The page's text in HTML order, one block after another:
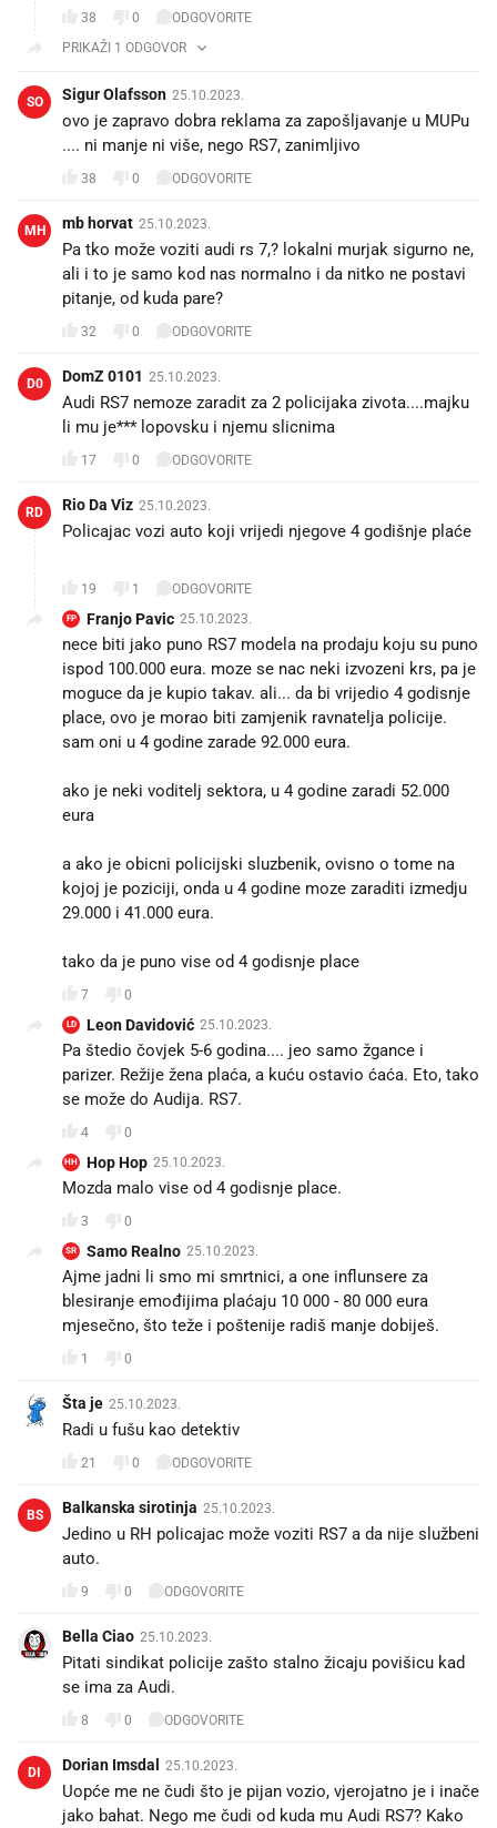
38 0
ODGOVORITE
PRIKAŽI 1 ODGOVOR
SO Sigur Olafsson 25.10.2023.
ovo je zapravo dobra reklama za zapošljavanje u MUPu
.... ni manje ni više, nego RS7, zanimljivo
38 0 ODGOVORITE
MH mb horvat 25.10.2023.
Pa tko može voziti audi rs 7,? lokalni murjak sigurno ne,
ali i to je samo kod nas normalno i da nitko ne postavi
pitanje, od kuda pare?
32 0 ODGOVORITE
D0 DomZ 0101 25.10.2023.
Audi RS7 nemoze zaradit za 2 policijaka zivota....majku
li mu je*** lopovsku i njemu slicnima
17 0 ODGOVORITE
RD Rio Da Viz 25.10.2023.
Policajac vozi auto koji vrijedi njegove 4 godišnje plaće
19 1 ODGOVORITE
FP Franjo Pavic 25.10.2023.
nece biti jako puno RS7 modela na prodaju koju su puno
ispod 100.000 eura. moze se nac neki izvozeni krs, pa je
moguce da je kupio takav. ali... da bi vrijedio 4 godisnje
place, ovo je morao biti zamjenik ravnatelja policije.
sam oni u 4 godine zarade 92.000 eura.
ako je neki voditelj sektora, u 4 godine zaradi 52.000
eura
a ako je obicni policijski sluzbenik, ovisno o tome na
kojoj je poziciji, onda u 4 godine moze zaraditi izmedju
29.000 i 41.000 eura.
tako da je puno vise od 4 godisnje place
7 0
LD Leon Davidović 25.10.2023.
Pa štedio čovjek 5-6 godina.... jeo samo žgance i
parizer. Režije žena plaća, a kuću ostavio ćaća. Eto, tako
se može do Audija. RS7.
4 0
HH Hop Hop 25.10.2023.
Mozda malo vise od 4 godisnje place.
3 0
SR Samo Realno 25.10.2023.
Ajme jadni li smo mi smrtnici, a one influnsere za
blesiranje emođijima plaćaju 10 000 - 80 000 eura
mjesečno, što teže i poštenije radiš manje dobiješ.
1 0
Šta je 25.10.2023.
Radi u fušu kao detektiv
21 0 ODGOVORITE
BS Balkanska sirotinja 25.10.2023.
Jedino u RH policajac može voziti RS7 a da nije službeni
auto.
9 0 ODGOVORITE
Bella Ciao 25.10.2023.
Pitati sindikat policije zašto stalno žicaju povišicu kad
se ima za Audi.
8 0 ODGOVORITE
DI Dorian Imsdal 25.10.2023.
Uopće me ne čudi što je pijan vozio, vjerojatno je i inače
jako bahat. Nego me čudi od kuda mu Audi RS7? Kako